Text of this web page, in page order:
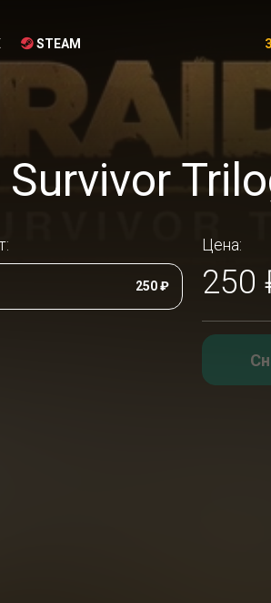
STEAM
250 ₽
Цена:
250